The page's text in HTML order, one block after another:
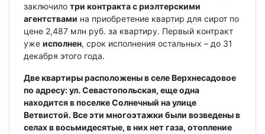
заключило три контракта с риэлтерскими
агентствами на приобретение квартир для сирот по
цене 2,487 млн руб. за квартиру. Первый контракт
уже исполнен, срок исполнения остальных – до 31
декабря этого года.
Две квартиры расположены в селе Верхнесадовое
по адресу: ул. Севастопольская, еще одна
находится в поселке Солнечный на улице
Ветвистой. Все эти многоэтажки были возведены в
селах в восьмидесятые, в них нет газа, отопление